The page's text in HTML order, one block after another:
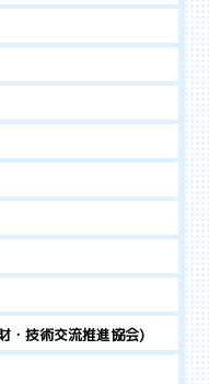
・技術交流推進協会)